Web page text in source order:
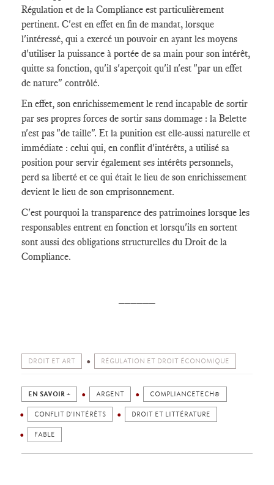
Régulation et de la Compliance est particulièrement
pertinent. C'est en effet en fin de mandat, lorsque
l'intéressé, qui a exercé un pouvoir en ayant les moyens
d'utiliser la puissance à portée de sa main pour son intérêt,
quitte sa fonction, qu'il s'aperçoit qu'il n'est "par un effet
de nature" contrôlé.
En effet, son enrichissemement le rend incapable de sortir
par ses propres forces de sortir sans dommage : la Belette
n'est pas "de taille". Et la punition est elle-aussi naturelle et
immédiate : celui qui, en conflit d'intérêts, a utilisé sa
position pour servir également ses intérêts personnels,
perd sa liberté et ce qui était le lieu de son enrichissement
devient le lieu de son emprisonnement.
C'est pourquoi la transparence des patrimoines lorsque les
responsables entrent en fonction et lorsqu'ils en sortent
sont aussi des obligations structurelles du Droit de la
Compliance.
DROIT ET ART RÉGULATION ET DROIT ÉCONOMIQUE
EN SAVOIR + ARGENT COMPLIANCETECH©
CONFLIT D'INTÉRÊTS DROIT ET LITTÉRATURE
FABLE